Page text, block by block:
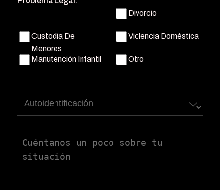
Divorcio
Custodia De
Menores
Violencia Doméstica
Manutención Infantil Otro
Autoidentificación
Untitled